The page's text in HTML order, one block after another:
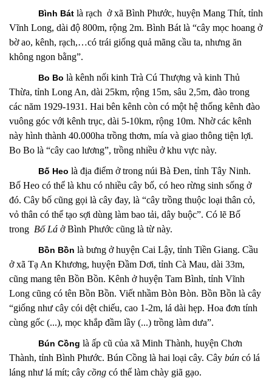
Bình Bát là rạch ở xã Bình Phước, huyện Mang Thít, tỉnh
Vĩnh Long, dài độ 800m, rộng 2m. Bình Bát là “cây mọc hoang ở
bờ ao, kênh, rạch,…có trái giống quả mãng cầu ta, nhưng ăn
không ngon bằng”.
Bo Bo là kênh nối kinh Trà Cú Thượng và kinh Thủ
Thừa, tỉnh Long An, dài 25km, rộng 15m, sâu 2,5m, đào trong
các năm 1929-1931. Hai bên kênh còn có một hệ thống kênh đào
vuông góc với kênh trục, dài 5-10km, rộng 10m. Nhờ các kênh
này hình thành 40.000ha trồng thơm, mía và giao thông tiện lợi.
Bo Bo là “cây cao lương”, trồng nhiều ở khu vực này.
Bố Heo là địa điểm ở trong núi Bà Đen, tỉnh Tây Ninh.
Bố Heo có thể là khu có nhiều cây bố, có heo rừng sinh sống ở
đó. Cây bố cũng gọi là cây đay, là “cây trồng thuộc loại thân cỏ,
vỏ thân có thể tạo sợi dùng làm bao tải, dây buộc”. Có lẽ Bố
trong Bố Lá ở Bình Phước cũng là từ này.
Bồn Bồn là bưng ởhuyện Cai Lậy, tỉnh Tiền Giang. Cầu
ở xã Tạ An Khương, huyện Đầm Dơi, tỉnh Cà Mau, dài 33m,
cũng mang tên Bồn Bồn. Kênh ở huyện Tam Bình, tỉnh Vĩnh
Long cũng có tên Bồn Bồn. Viết nhầm Bòn Bòn. Bồn Bồn là cây
“giống như cây cói dệt chiếu, cao 1-2m, lá dài hẹp. Hoa đơn tính
cùng gốc (...), mọc khắp đầm lầy (...) trồng làm dưa”.
Bún Cồng là ấp cũ của xã Minh Thành, huyện Chơn
Thành, tỉnh Bình Phước. Bún Cồng là hai loại cây. Cây bún có lá
láng như lá mít; cây cồng có thể làm chày giã gạo.